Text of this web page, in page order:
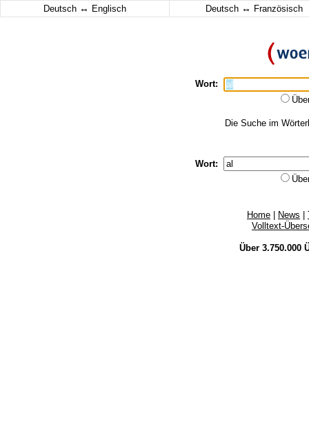
Deutsch ↔ Englisch Deutsch ↔ Französisch
Wort:
Die Suche im
Wort:
Home News
Volltext-
Über 3.750.000